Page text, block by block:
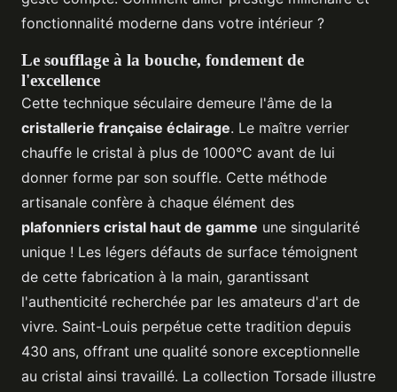
fonctionnalité moderne dans votre intérieur ?
Le soufflage à la bouche, fondement de
l'excellence
Cette technique séculaire demeure l'âme de la
cristallerie française éclairage. Le maître verrier
chauffe le cristal à plus de 1000°C avant de lui
donner forme par son souffle. Cette méthode
artisanale confère à chaque élément des
plafonniers cristal haut de gamme une singularité
unique ! Les légers défauts de surface témoignent
de cette fabrication à la main, garantissant
l'authenticité recherchée par les amateurs d'art de
vivre. Saint-Louis perpétue cette tradition depuis
430 ans, offrant une qualité sonore exceptionnelle
au cristal ainsi travaillé. La collection Torsade illustre